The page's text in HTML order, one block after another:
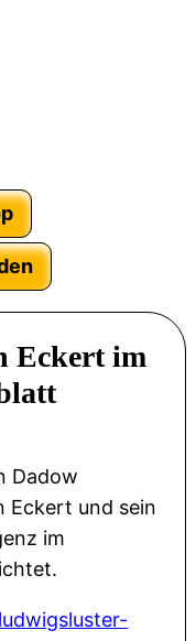
Eckert im
Dadow
Eckert und sein
im